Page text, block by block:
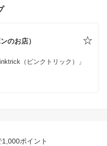
のお店）
（ピンクトリック）」
ポイント